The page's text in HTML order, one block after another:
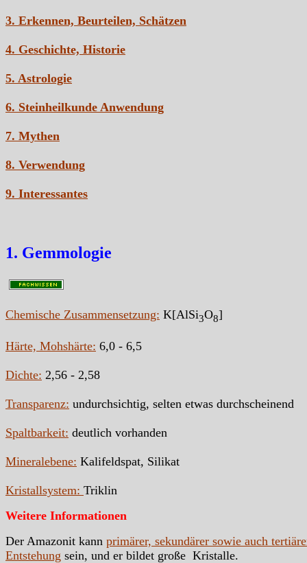
3. Erkennen, Beurteilen, Schätzen
4. Geschichte, Historie
5. Astrologie
6. Steinheilkunde Anwendung
7. Mythen
8. Verwendung
9. Interessantes
1. Gemmologie
Chemische Zusammensetzung: K[AlSi3O8]
Härte, Mohshärte: 6,0 - 6,5
Dichte: 2,56 - 2,58
Transparenz: undurchsichtig, selten etwas durchscheinend
Spaltbarkeit: deutlich vorhanden
Mineralebene: Kalifeldspat, Silikat
Kristallsystem: Triklin
Weitere Informationen
Der Amazonit kann primärer, sekundärer sowie auch
Entstehung sein, und er bildet große Kristalle.